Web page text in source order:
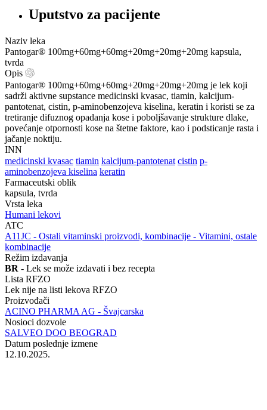
Uputstvo za pacijente
Naziv leka
Pantogar® 100mg+60mg+60mg+20mg+20mg+20mg kapsula,
tvrda
Opis
Pantogar® 100mg+60mg+60mg+20mg+20mg+20mg je lek koji
sadrži aktivne supstance medicinski kvasac, tiamin, kalcijum-
pantotenat, cistin, p-aminobenzojeva kiselina, keratin i koristi se za
tretiranje difuznog opadanja kose i poboljšavanje strukture dlake,
povećanje otpornosti kose na štetne faktore, kao i podsticanje rasta i
jačanje noktiju.
INN
medicinski kvasac tiamin kalcijum-pantotenat cistin p-
aminobenzojeva kiselina keratin
Farmaceutski oblik
kapsula, tvrda
Vrsta leka
Humani lekovi
ATC
‍A11JC - Ostali vitaminski proizvodi, kombinacije - Vitamini, ostale
kombinacije
Režim izdavanja
BR - Lek se može izdavati i bez recepta
Lista RFZO
Lek nije na listi lekova RFZO
Proizvođači
ACINO PHARMA AG - Švajcarska
Nosioci dozvole
SALVEO DOO BEOGRAD
Datum poslednje izmene
12.10.2025.